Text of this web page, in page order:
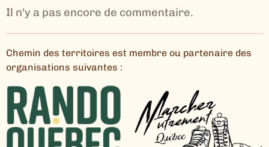
Il n'y a pas encore de commentaire.
Chemin des territoires est membre ou partenaire des
organisations suivantes :